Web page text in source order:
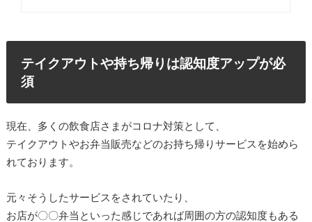
テイクアウトや持ち帰りは認知度アップが必
須
現在、多くの飲食店さまがコロナ対策として、
テイクアウトやお弁当販売などのお持ち帰りサービスを始めら
れております。
元々そうしたサービスをされていたり、
お店が〇〇弁当といった感じであれば周囲の方の認知度もある